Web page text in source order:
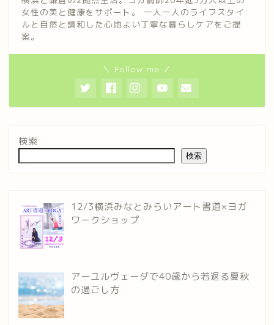
女性の美と健康をサポート。 一人一人のライフスタイ
ルと自然と調和した心地よい丁寧な暮らしケアをご提
案。
＼ Follow me ／
検索
検索
12/3横浜みなとみらいアート書道×ヨガ
ワークショップ
アーユルヴェーダで40歳から若返る夏秋
の過ごし方